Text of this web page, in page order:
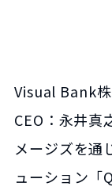
Visual Bank
CEO：永井真
メージズを通
ューション